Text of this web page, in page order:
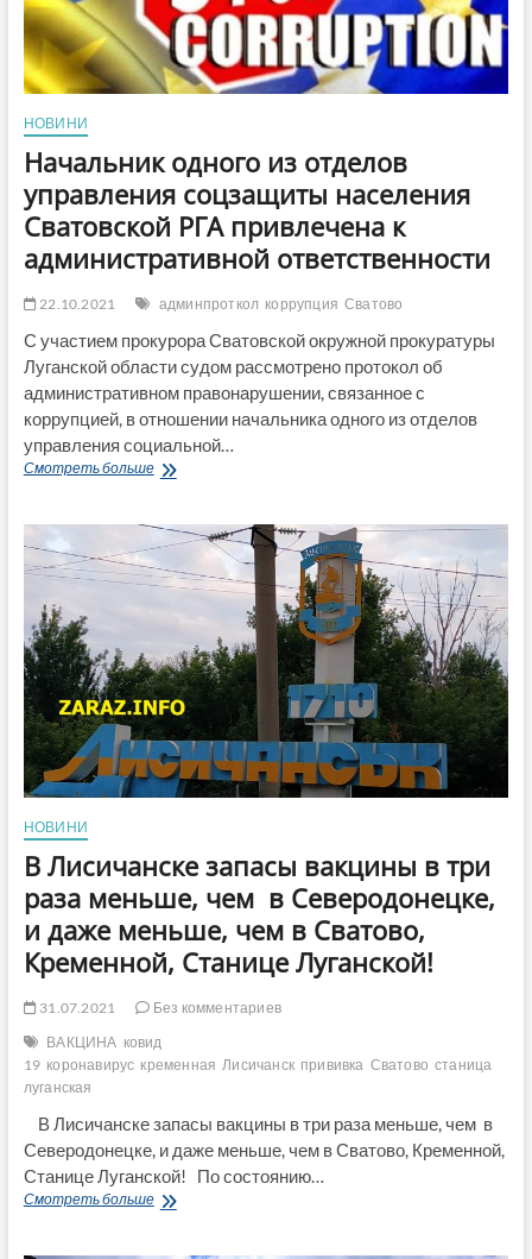
начальника
Сватовской
налоговой
М.
НОВИНИ
Начальник одного из отделов
управления соцзащиты населения
Сватовской РГА привлечена к
административной ответственности
22.10.2021 админпроткол коррупция Сватово
С участием прокурора Сватовской окружной прокуратуры
Луганской области судом рассмотрено протокол об
административном правонарушении, связанное с
коррупцией, в отношении начальника одного из отделов
управления социальной…
Смотреть большеНачальник
отделов
управления
соцзащиты
населения
привлечена
к
административной
ответственности
НОВИНИ
В Лисичанске запасы вакцины в три
раза меньше, чем в Северодонецке,
и даже меньше, чем в Сватово,
Кременной, Станице Луганской!
31.07.2021
Без комментариев
ВАКЦИНА ковид
19 коронавирус кременная Лисичанск прививка Сватово станица
луганская
В Лисичанске запасы вакцины в три раза меньше, чем в
Северодонецке, и даже меньше, чем в Сватово, Кременной,
Станице Луганской! По состоянию…
Смотреть большеВ